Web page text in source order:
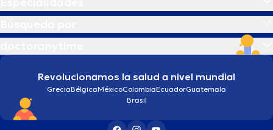
Revolucionamos la salud a nivel mundial
GreciaBélgicaMéxicoColombiaEcuadorGuatemala
Brasil